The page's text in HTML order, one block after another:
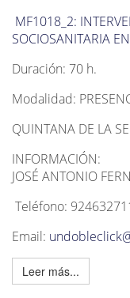
MF1018_2:
SOCIOSANITARIA
Duración: 70 h.
Modalidad:
QUINTANA DE LA
INFORMACIÓN:
JOSÉ ANTONIO
Teléfono:
Email:
Leer más...